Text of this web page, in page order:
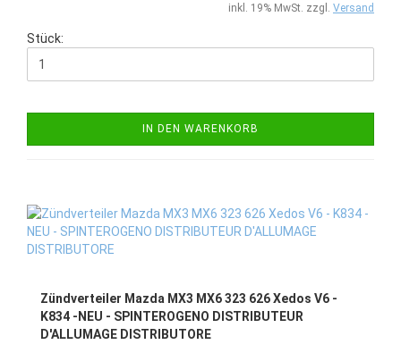
inkl. 19% MwSt. zzgl. Versand
Stück:
IN DEN WARENKORB
Zündverteiler Mazda MX3 MX6 323 626 Xedos V6 -
K834 -NEU - SPINTEROGENO DISTRIBUTEUR
D'ALLUMAGE DISTRIBUTORE